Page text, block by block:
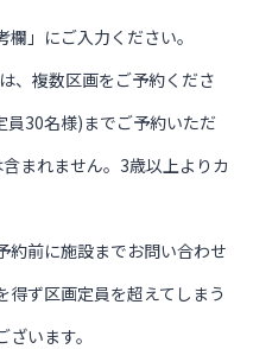
」にご入力ください。
、複数区画をご予約くださ
員30名様)までご予約いただ
まれません。3歳以上よりカ
約前に施設までお問い合わせ
得ず区画定員を超えてしまう
います。